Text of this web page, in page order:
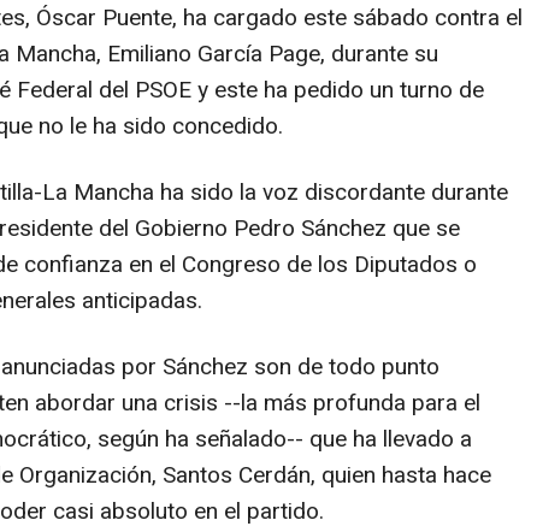
Óscar Puente, ha cargado este sábado contra el
Mancha, Emiliano García Page, durante su
Federal del PSOE y este ha pedido un turno de
no le ha sido concedido.
La Mancha ha sido la voz discordante durante
del Gobierno Pedro Sánchez que se
confianza en el Congreso de los Diputados o
anticipadas.
por Sánchez son de todo punto
abordar una crisis --la más profunda para el
según ha señalado-- que ha llevado a
Organización, Santos Cerdán, quien hasta hace
casi absoluto en el partido.